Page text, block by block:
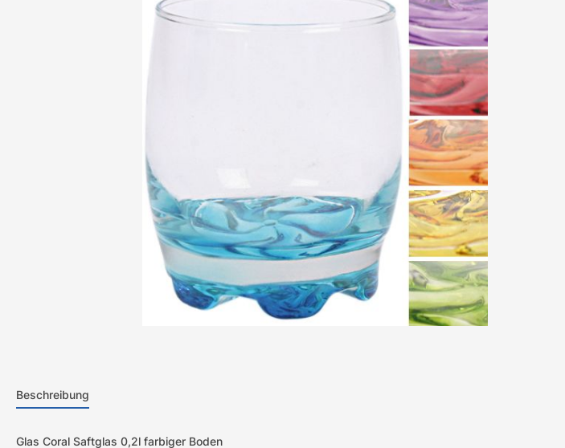
Beschreibung
Glas Coral Saftglas 0,2l farbiger Boden